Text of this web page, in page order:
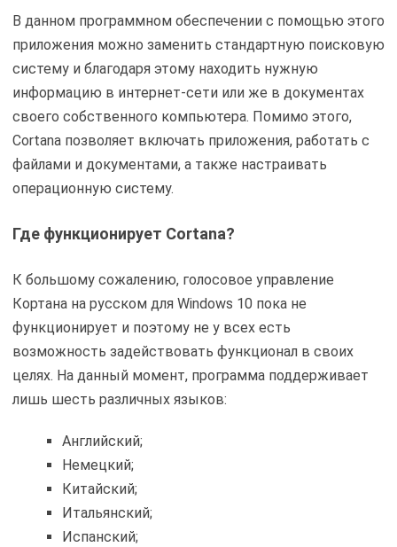
В данном программном обеспечении с помощью этого
приложения можно заменить стандартную поисковую
систему и благодаря этому находить нужную
информацию в интернет-сети или же в документах
своего собственного компьютера. Помимо этого,
Cortana позволяет включать приложения, работать с
файлами и документами, а также настраивать
операционную систему.
Где функционирует Cortana?
К большому сожалению, голосовое управление
Кортана на русском для Windows 10 пока не
функционирует и поэтому не у всех есть
возможность задействовать функционал в своих
целях. На данный момент, программа поддерживает
лишь шесть различных языков:
Английский;
Немецкий;
Китайский;
Итальянский;
Испанский;